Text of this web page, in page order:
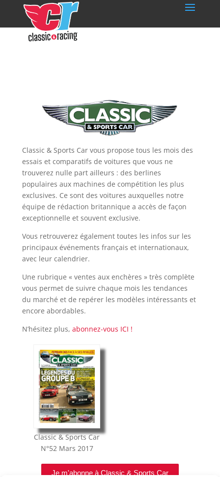
Classic & Sports Car vous propose tous les mois des
essais et comparatifs de voitures que vous ne
trouverez nulle part ailleurs : des berlines
populaires aux machines de compétition les plus
exclusives. Ce sont des voitures auxquelles notre
équipe de rédaction britannique a accès de façon
exceptionnelle et souvent exclusive.
Vous retrouverez également toutes les infos sur les
principaux événements français et internationaux,
avec leur calendrier.
Une rubrique « ventes aux enchères » très complète
vous permet de suivre chaque mois les tendances
du marché et de repérer les modèles intéressants et
encore abordables.
N’hésitez plus, abonnez-vous ICI !
Classic & Sports Car
N°52 Mars 2017
Je m'abonne à Classic & Sports Car